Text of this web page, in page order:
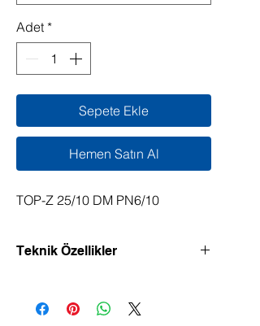
Adet *
Sepete Ekle
Hemen Satın Al
TOP-Z 25/10 DM PN6/10
Teknik Özellikler
suyu için uygundur.
Endüstri ve bina tekniğinde içme